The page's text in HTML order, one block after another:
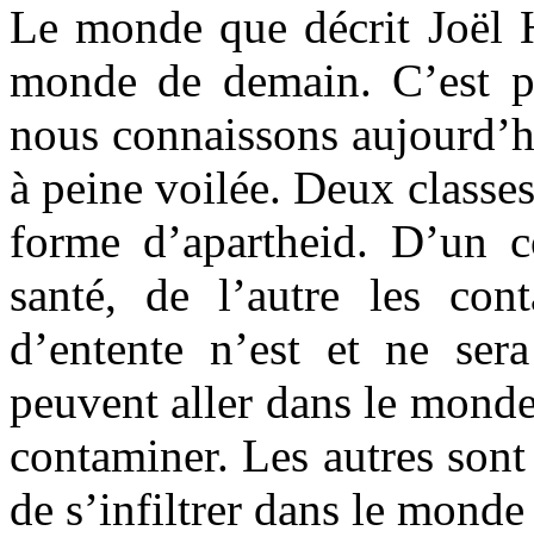
Le monde que décrit Joël
monde de demain. C’est
nous connaissons
à peine voilée. Deux
forme d’apartheid. D’un
santé, de l’autre les
d’entente n’est et ne
peuvent aller dans le
contaminer. Les autres
de s’infiltrer dans le